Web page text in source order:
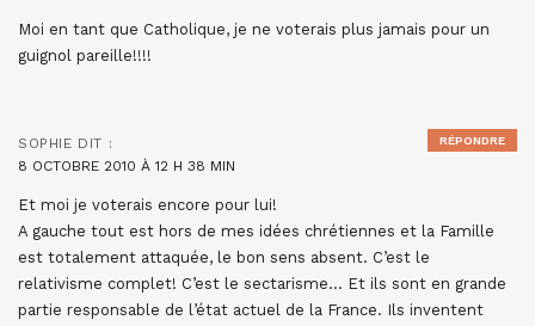
Moi en tant que Catholique, je ne voterais plus jamais pour un
guignol pareille!!!!
SOPHIE DIT :
8 OCTOBRE 2010 À 12 H 38 MIN
Et moi je voterais encore pour lui!
A gauche tout est hors de mes idées chrétiennes et la Famille
est totalement attaquée, le bon sens absent. C’est le
relativisme complet! C’est le sectarisme… Et ils sont en grande
partie responsable de l’état actuel de la France. Ils inventent
RÉPONDRE